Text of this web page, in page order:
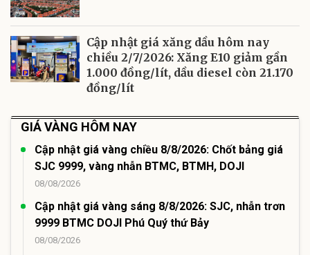
Cập nhật giá xăng dầu hôm nay
chiều 2/7/2026: Xăng E10 giảm gần
1.000 đồng/lít, dầu diesel còn 21.170
đồng/lít
GIÁ VÀNG HÔM NAY
Cập nhật giá vàng chiều 8/8/2026: Chốt bảng giá
SJC 9999, vàng nhẫn BTMC, BTMH, DOJI
08/08/2026
Cập nhật giá vàng sáng 8/8/2026: SJC, nhẫn trơn
9999 BTMC DOJI Phú Quý thứ Bảy
08/08/2026